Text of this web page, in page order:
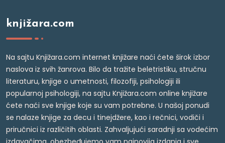
knjižara.com
Na sajtu Knjižara.com internet knjižare naći ćete širok izbor
naslova iz svih žanrova. Bilo da tražite beletristiku, stručnu
literaturu, knjige o umetnosti, filozofiji, psihologiji ili
popularnoj psihologiji, na sajtu Knjižara.com online knjižare
ćete naći sve knjige koje su vam potrebne. U našoj ponudi
se nalaze knjige za decu i tinejdžere, kao i rečnici, vodiči i
priručnici iz različitih oblasti. Zahvaljujući saradnji sa vodećim